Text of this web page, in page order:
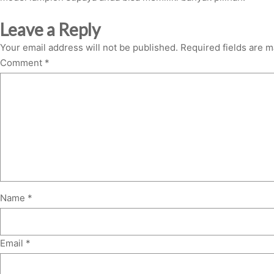
Leave a Reply
Your email address will not be published. Required fields are
Comment *
Name *
Email *